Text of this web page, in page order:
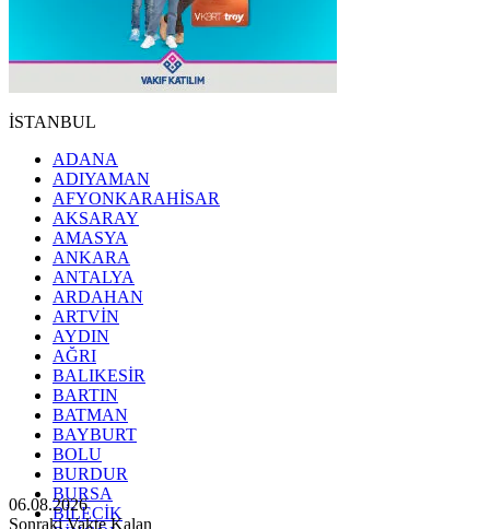
İSTANBUL
ADANA
ADIYAMAN
AFYONKARAHİSAR
AKSARAY
AMASYA
ANKARA
ANTALYA
ARDAHAN
ARTVİN
AYDIN
AĞRI
BALIKESİR
BARTIN
BATMAN
BAYBURT
BOLU
BURDUR
BURSA
BİLECİK
06.08.2026
Sonraki Vakte Kalan